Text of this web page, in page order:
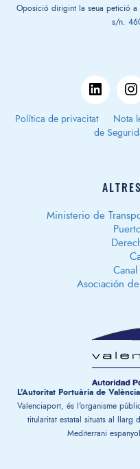
Oposició dirigint la seua petició a
s/n.
Política de privacitat Nota
de
Ministerio de
Canal
Asociación
L'Autoritat Portuària de
Valenciaport, és l'organisme
titularitat estatal situats al llarg
Mediterrani